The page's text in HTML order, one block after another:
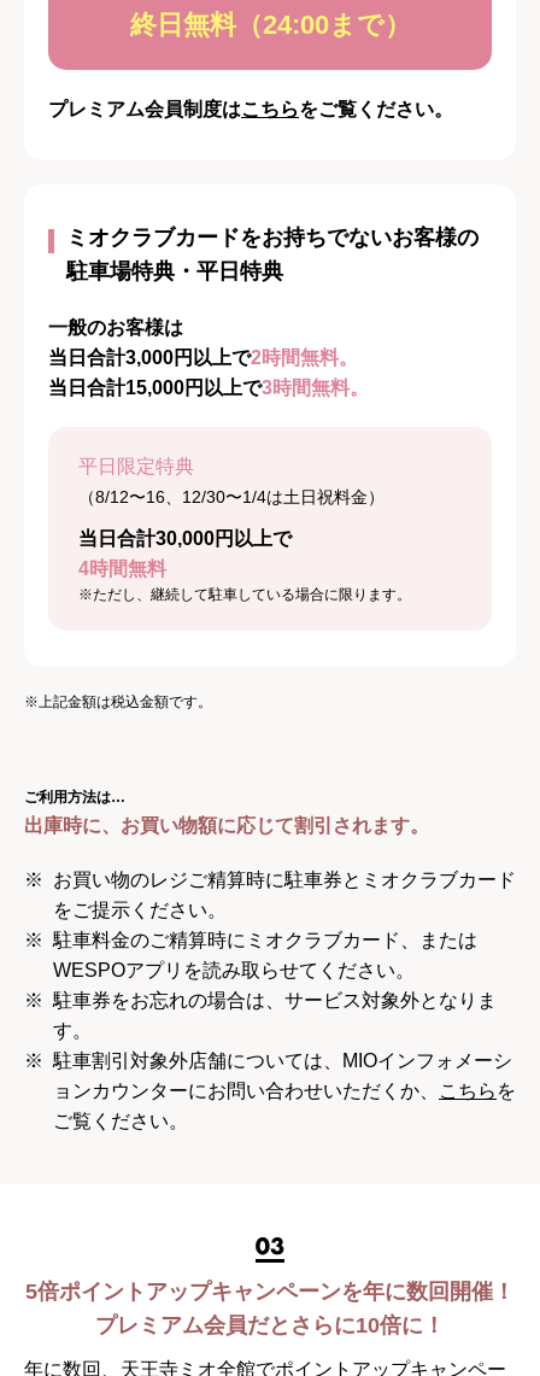
終日無料（24:00まで）
プレミアム会員制度はこちらをご覧ください。
ミオクラブカードをお持ちでないお客様の
駐車場特典・平日特典
一般のお客様は
当日合計3,000円以上で2時間無料。
当日合計15,000円以上で3時間無料。
平日限定特典
（8/12〜16、12/30〜1/4は土日祝料金）
当日合計30,000円以上で
4時間無料
※ただし、継続して駐車している場合に限ります。
※上記金額は税込金額です。
ご利用方法は…
出庫時に、お買い物額に応じて割引されます。
※
お買い物のレジご精算時に駐車券とミオクラブカード
をご提示ください。
※ 駐車料金のご精算時にミオクラブカード、または
WESPOアプリを読み取らせてください。
※ 駐車券をお忘れの場合は、サービス対象外となりま
す。
※ 駐車割引対象外店舗については、MIOインフォメーシ
ョンカウンターにお問い合わせいただくか、
こちら を
ご覧ください。
5倍ポイントアップキャンペーンを年に数回開催！
プレミアム会員だとさらに10倍に！
年に数回、天王寺ミオ全館でポイントアップキャンペー